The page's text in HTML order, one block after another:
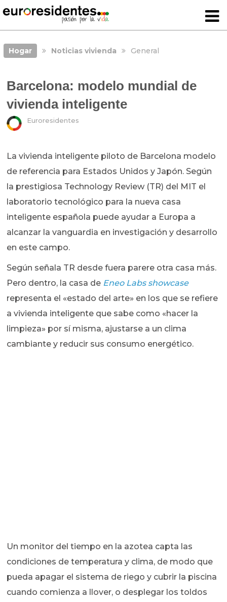
Hogar Noticias vivienda General
Barcelona: modelo mundial de
vivienda inteligente
Euroresidentes
La vivienda inteligente piloto de Barcelona modelo
de referencia para Estados Unidos y Japón. Según
la prestigiosa Technology Review (TR) del MIT el
laboratorio tecnológico para la nueva casa
inteligente española puede ayudar a Europa a
alcanzar la vanguardia en investigación y desarrollo
en este campo.
Según señala TR desde fuera parere otra casa más.
Pero dentro, la casa de Eneo Labs showcase
representa el «estado del arte» en los que se refiere
a vivienda inteligente que sabe como «hacer la
limpieza» por sí misma, ajustarse a un clima
cambiante y reducir sus consumo energético.
Un monitor del tiempo en la azotea capta las
condiciones de temperatura y clima, de modo que
pueda apagar el sistema de riego y cubrir la piscina
cuando comienza a llover, o desplegar los toldos